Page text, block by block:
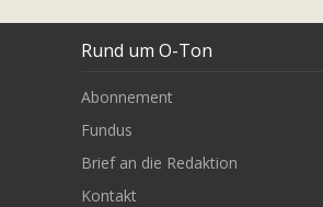
Rund um O-Ton
Abonnement
Fundus
Brief an die Redaktion
Kontakt